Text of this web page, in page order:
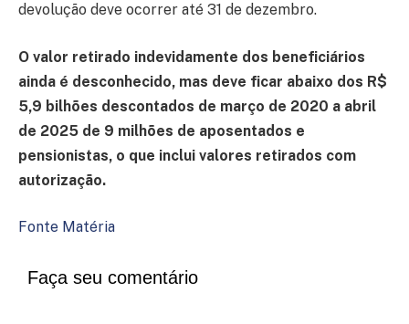
devolução deve ocorrer até 31 de dezembro.
O valor retirado indevidamente dos beneficiários
ainda é desconhecido, mas deve ficar abaixo dos R$
5,9 bilhões descontados de março de 2020 a abril
de 2025 de 9 milhões de aposentados e
pensionistas, o que inclui valores retirados com
autorização.
Fonte Matéria
Faça seu comentário